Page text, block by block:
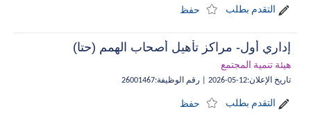
التقدم بطلب حفظ
إداري أول- مراكز تأهيل أصحاب الهمم (حتا)
هيئة تنمية المجتمع
تاريخ الإعلان:
12-05-2026 رقم الوظيفة:
26001467
التقدم بطلب حفظ